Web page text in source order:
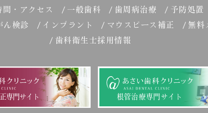
間・アクセス 一般歯科 歯周病治療 予防処置
ん検診 インプラント マウスピース補正 無料
歯科衛生士採用情報
専門サイト 根管治療専門サイト